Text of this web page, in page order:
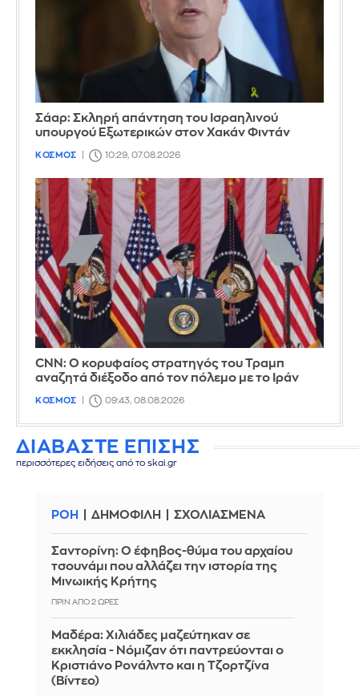
Σάαρ: Σκληρή απάντηση του Ισραηλινού
υπουργού Εξωτερικών στον Χακάν Φιντάν
ΚΟΣΜΟΣ 10:29, 07.08.2026
CNN: Ο κορυφαίος στρατηγός του Τραμπ
αναζητά διέξοδο από τον πόλεμο με το Ιράν
ΚΟΣΜΟΣ 09:43, 08.08.2026
ΔΙΑΒΑΣΤΕ ΕΠΙΣΗΣ
περισσότερες ειδήσεις από το skai.gr
ΡΟΗ ΔΗΜΟΦΙΛΗ ΣΧΟΛΙΑΣΜΕΝΑ
Σαντορίνη: Ο έφηβος-θύμα του αρχαίου
τσουνάμι που αλλάζει την ιστορία της
Μινωικής Κρήτης
ΠΡΙΝ ΑΠΌ 2 ΏΡΕΣ
Μαδέρα: Χιλιάδες μαζεύτηκαν σε
εκκλησία - Νόμιζαν ότι παντρεύονται ο
Κριστιάνο Ρονάλντο και η Τζορτζίνα
(Βίντεο)